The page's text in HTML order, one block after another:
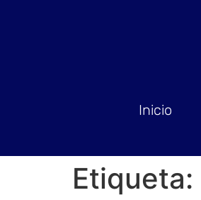
Inicio
Etiqueta: